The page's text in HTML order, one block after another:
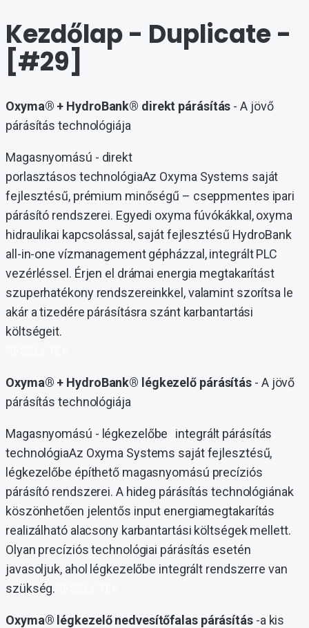
Kezdőlap - Duplicate -
[#29]
Oxyma® + HydroBank® direkt párásítás - A jövő
párásítás technológiája
Magasnyomású - direkt
porlasztásos technológiaAz Oxyma Systems saját
fejlesztésű, prémium minőségű – cseppmentes ipari
párásító rendszerei. Egyedi oxyma fúvókákkal, oxyma
hidraulikai kapcsolással, saját fejlesztésű HydroBank
all-in-one vízmanagement gépházzal, integrált PLC
vezérléssel. Érjen el drámai energia megtakarítást
szuperhatékony rendszereinkkel, valamint szorítsa le
akár a tizedére párásításra szánt karbantartási
költségeit.
Oxyma® + HydroBank® légkezelő párásítás - A jövő
párásítás technológiája
Magasnyomású - légkezelőbe integrált párásítás
technológiaAz Oxyma Systems saját fejlesztésű,
légkezelőbe építhető magasnyomású precíziós
párásító rendszerei. A hideg párásítás technológiának
köszönhetően jelentős input energiamegtakarítás
realizálható alacsony karbantartási költségek mellett.
Olyan precíziós technológiai párásítás esetén
javasoljuk, ahol légkezelőbe integrált rendszerre van
szükség.
Oxyma® légkezelő nedvesítőfalas párásítás-a kis